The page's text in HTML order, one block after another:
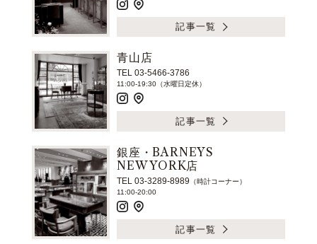
記事一覧
青山店
TEL 03-5466-3786
11:00-19:30（水曜日定休）
記事一覧
銀座・BARNEYS
NEW YORK店
TEL 03-3289-8989 （時計コーナー）
11:00-20:00
記事一覧